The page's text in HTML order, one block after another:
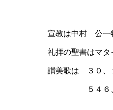
宣教は中村 公一
礼拝の聖書はマ
讃美歌は ３０、
５４